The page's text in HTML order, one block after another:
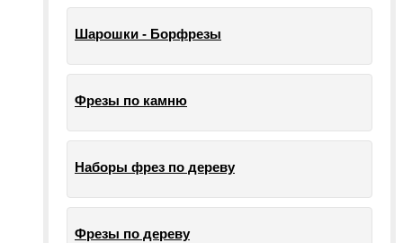
Шарошки - Борфрезы
Фрезы по камню
Наборы фрез по дереву
Фрезы по дереву